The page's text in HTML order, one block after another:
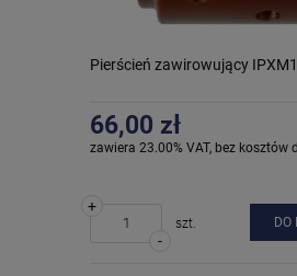
Pierścień zawirowujący
66,00 zł
zawiera 23.00% VAT, bez kosztów
-
+
szt. DO